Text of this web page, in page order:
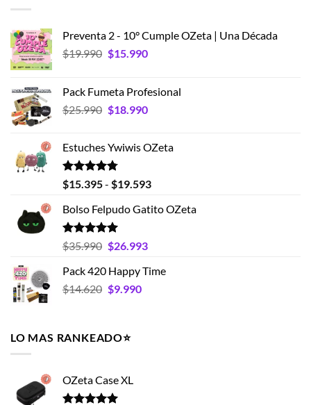
Preventa 2 - 10° Cumple OZeta | Una Década
$19.990 El
era:
$19.990.
$15.990El
es:
$15.990.
Pack Fumeta Profesional
$25.990 El
era:
$25.990.
$18.990El
es:
Estuches Ywiwis OZeta
Valorado
con
de 5
$15.395- $19.593Rango
precios:
$19.593
Bolso Felpudo Gatito OZeta
Valorado
con
de 5
$35.990 El
original
era:
$26.993El
actual
Pack 420 Happy Time
$14.620 El
era:
$14.620.
$9.990El
LO MAS RANKEADO⭐️
OZeta Case XL